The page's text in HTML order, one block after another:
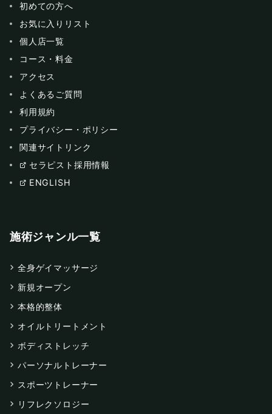
初めての方へ
お気に入りリスト
個人店一覧
コース・料金
アクセス
よくあるご質問
利用規約
プライバシー・ポリシー
関連サイトリンク
セラピスト採用情報
ENGLISH
施術ジャンル一覧
全身ゲイマッサージ
新規オープン
本格的整体
オイルトリートメント
ボディストレッチ
パーソナルトレーナー
スポーツトレーナー
リフレクソロジー